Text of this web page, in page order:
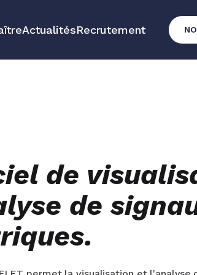
Solutions
ActualitésRecrutement
de
de